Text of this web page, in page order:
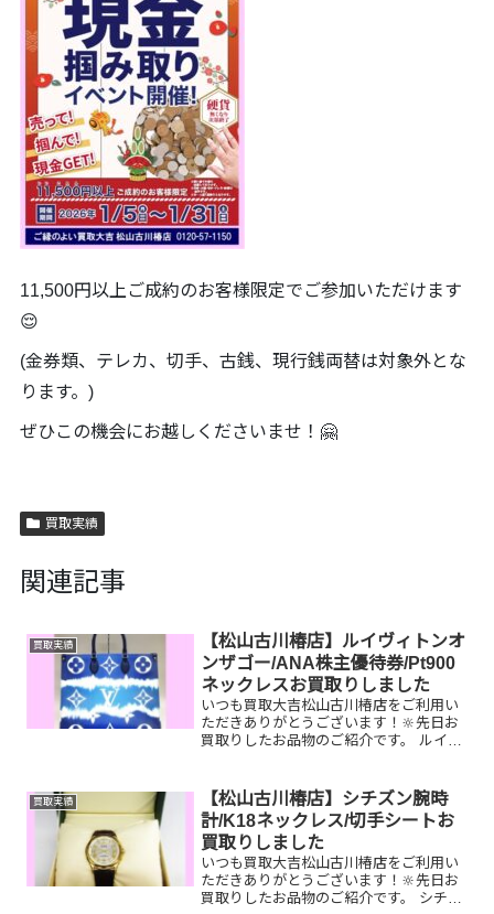
11,500円以上ご成約のお客様限定でご参加いただけます
😌
(金券類、テレカ、切手、古銭、現行銭両替は対象外とな
ります。)
ぜひこの機会にお越しくださいませ！🤗
買取実績
関連記事
買取実績
【松山古川椿店】ルイヴィトンオ
ンザゴー/ANA株主優待券/Pt900
ネックレスお買取りしました
いつも買取大吉松山古川椿店をご利用い
ただきありがとうございます！🔆先日お
買取りしたお品物のご紹介です。 ルイヴ
ざいませんか？ぜひ買取大吉松山古川椿
店にお査定さ...
買取実績
【松山古川椿店】シチズン腕時
計/K18ネックレス/切手シートお
買取りしました
いつも買取大吉松山古川椿店をご利用い
ただきありがとうございます！🔆先日お
買取りしたお品物のご紹介です。 シチズ